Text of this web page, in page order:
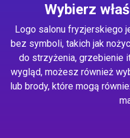
Wybierz
Logo salonu fryzjerskiego
bez symboli, takich jak
do strzyżenia, grzebienie
wygląd, możesz również
lub brody, które mogą